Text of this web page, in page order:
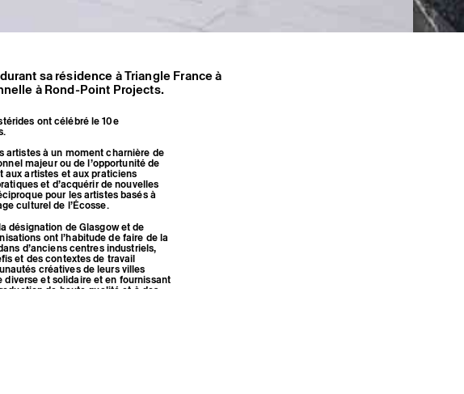
sa résidence à Triangle France à
à Rond-Point Projects.
ont célébré le 10e
artistes à un moment charnière de
majeur ou de l’opportunité de
aux artistes et aux praticiens
et d’acquérir de nouvelles
pour les artistes basés à
culturel de l’Écosse.
désignation de Glasgow et de
ont l’habitude de faire de la
d’anciens centres industriels,
et des contextes de travail
créatives de leurs villes
et solidaire et en fournissant
de haute qualité et à des